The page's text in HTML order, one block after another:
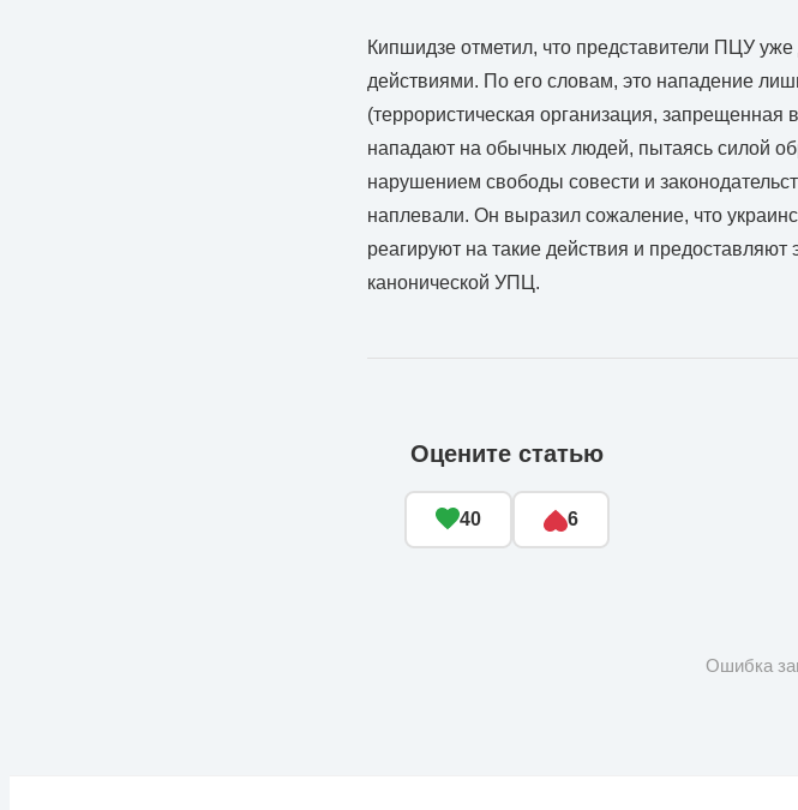
Кипшидзе отметил, что представители ПЦУ
действиями. По его словам, это нападение
(террористическая организация,
нападают на обычных людей, пытаясь силой
нарушением свободы совести и
наплевали. Он выразил сожаление, что
реагируют на такие действия и
канонической УПЦ.
Оцените статью
40 6
Ошибка